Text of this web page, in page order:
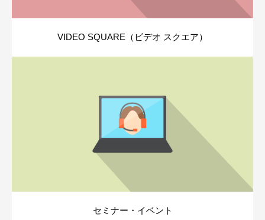
VIDEO SQUARE（ビデオ スクエア）
セミナー・イベント